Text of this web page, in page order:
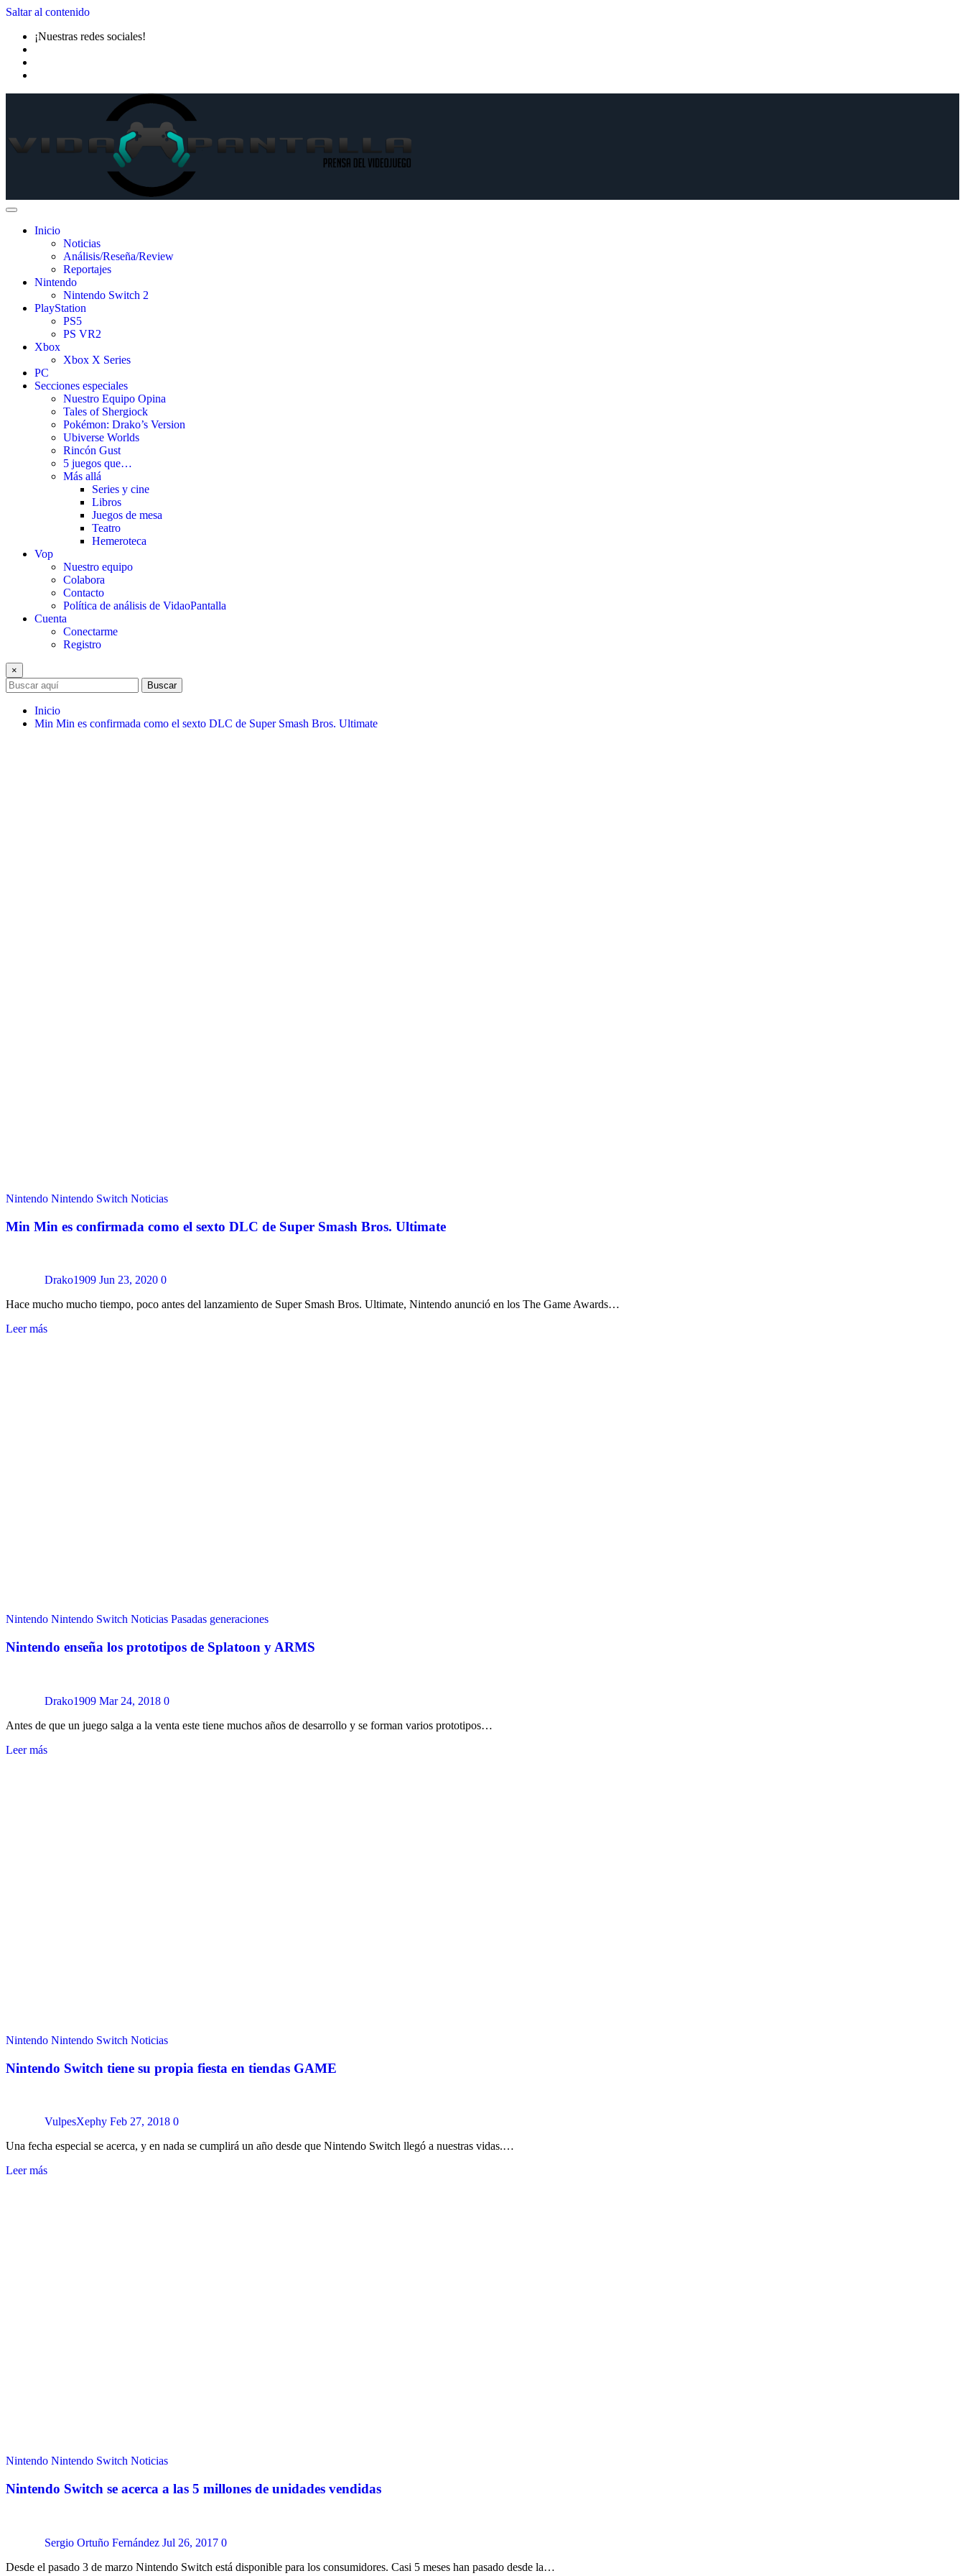
Saltar al contenido
¡Nuestras redes sociales!
Inicio
Noticias
Análisis/Reseña/Review
Reportajes
Nintendo
Nintendo Switch 2
PlayStation
PS5
PS VR2
Xbox
Xbox X Series
PC
Secciones especiales
Nuestro Equipo Opina
Tales of Shergiock
Pokémon: Drako’s Version
Ubiverse Worlds
Rincón Gust
5 juegos que…
Más allá
Series y cine
Libros
Juegos de mesa
Teatro
Hemeroteca
Vop
Nuestro equipo
Colabora
Contacto
Política de análisis de VidaoPantalla
Cuenta
Conectarme
Registro
×
Buscar
Inicio
Min Min es confirmada como el sexto DLC de Super Smash Bros. Ultimate
Nintendo Nintendo Switch Noticias
Min Min es confirmada como el sexto DLC de Super Smash Bros. Ultimate
Drako1909 Jun 23, 2020 0
Hace mucho mucho tiempo, poco antes del lanzamiento de Super Smash Bros. Ultimate, Nintendo anunció en los The Game Awards…
Leer más
Nintendo Nintendo Switch Noticias Pasadas generaciones
Nintendo enseña los prototipos de Splatoon y ARMS
Drako1909 Mar 24, 2018 0
Antes de que un juego salga a la venta este tiene muchos años de desarrollo y se forman varios prototipos…
Leer más
Nintendo Nintendo Switch Noticias
Nintendo Switch tiene su propia fiesta en tiendas GAME
VulpesXephy Feb 27, 2018 0
Una fecha especial se acerca, y en nada se cumplirá un año desde que Nintendo Switch llegó a nuestras vidas.…
Leer más
Nintendo Nintendo Switch Noticias
Nintendo Switch se acerca a las 5 millones de unidades vendidas
Sergio Ortuño Fernández Jul 26, 2017 0
Desde el pasado 3 de marzo Nintendo Switch está disponible para los consumidores. Casi 5 meses han pasado desde la…